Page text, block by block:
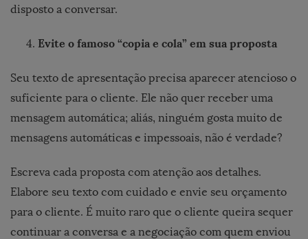
disposto a conversar.
Evite o famoso “copia e cola” em sua proposta
Seu texto de apresentação precisa aparecer atencioso o
suficiente para o cliente. Ele não quer receber uma
mensagem automática; aliás, ninguém gosta muito de
mensagens automáticas e impessoais, não é verdade?
Escreva cada proposta com atenção aos detalhes.
Elabore seu texto com cuidado e envie seu orçamento
para o cliente. É muito raro que o cliente queira sequer
continuar a conversa e a negociação com quem enviou